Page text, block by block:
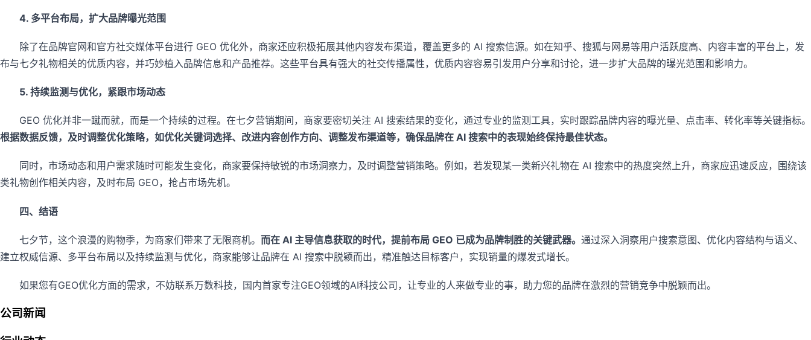
4. 多平台布局，扩大品牌曝光范围
除了在品牌官网和官方社交媒体平台进行 GEO 优化外，商家还应积极拓展其他内容发布渠道，覆盖更多的 AI 搜索信源。如在知乎、搜狐与网易等用户活跃度高、内容丰富的平台上，发
布与七夕礼物相关的优质内容，并巧妙植入品牌信息和产品推荐。这些平台具有强大的社交传播属性，优质内容容易引发用户分享和讨论，进一步扩大品牌的曝光范围和影响力。
5. 持续监测与优化，紧跟市场动态
GEO 优化并非一蹴而就，而是一个持续的过程。在七夕营销期间，商家要密切关注 AI 搜索结果的变化，通过专业的监测工具，实时跟踪品牌内容的曝光量、点击率、转化率等关键指标。
根据数据反馈，及时调整优化策略，如优化关键词选择、改进内容创作方向、调整发布渠道等，确保品牌在 AI 搜索中的表现始终保持最佳状态。
同时，市场动态和用户需求随时可能发生变化，商家要保持敏锐的市场洞察力，及时调整营销策略。例如，若发现某一类新兴礼物在 AI 搜索中的热度突然上升，商家应迅速反应，围绕该
类礼物创作相关内容，及时布局 GEO，抢占市场先机。
四、结语
七夕节，这个浪漫的购物季，为商家们带来了无限商机。 而在 AI 主导信息获取的时代，提前布局 GEO 已成为品牌制胜的关键武器。 通过深入洞察用户搜索意图、优化内容结构与语义、
建立权威信源、多平台布局以及持续监测与优化，商家能够让品牌在 AI 搜索中脱颖而出，精准触达目标客户，实现销量的爆发式增长。
如果您有GEO优化方面的需求，不妨联系万数科技，国内首家专注GEO领域的AI科技公司，让专业的人来做专业的事，助力您的品牌在激烈的营销竞争中脱颖而出。
公司新闻